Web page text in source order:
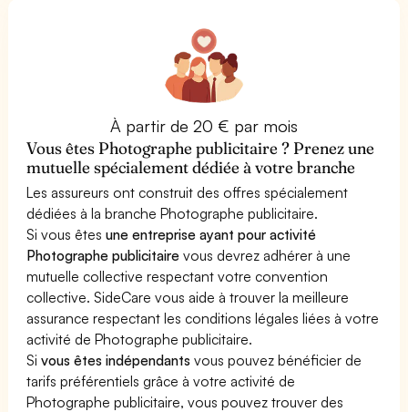
À partir de 20 € par mois
Vous êtes Photographe publicitaire ? Prenez une
mutuelle spécialement dédiée à votre branche
Les assureurs ont construit des offres spécialement
dédiées à la branche Photographe publicitaire.
Si vous êtesune entreprise ayant pour activité
Photographe publicitaire vous devrez adhérer à une
mutuelle collective respectant votre convention
collective. SideCare vous aide à trouver la meilleure
assurance respectant les conditions légales liées à votre
activité de Photographe publicitaire.
Sivous êtes indépendants vous pouvez bénéficier de
tarifs préférentiels grâce à votre activité de
Photographe publicitaire, vous pouvez trouver des